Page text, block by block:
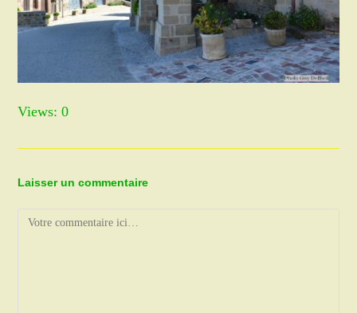
Views: 0
Laisser un commentaire
Comment